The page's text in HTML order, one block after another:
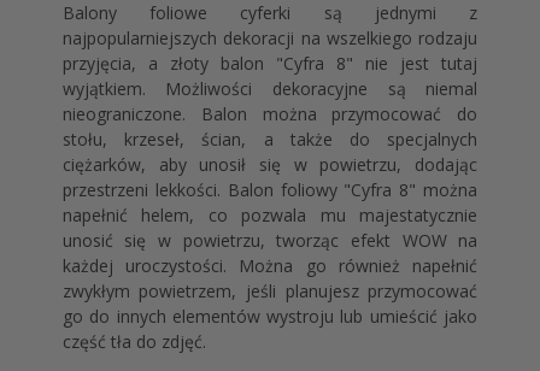
Balony foliowe cyferki są jednymi z
najpopularniejszych dekoracji na wszelkiego rodzaju
przyjęcia, a złoty balon "Cyfra 8" nie jest tutaj
wyjątkiem. Możliwości dekoracyjne są niemal
nieograniczone. Balon można przymocować do
stołu, krzeseł, ścian, a także do specjalnych
ciężarków, aby unosił się w powietrzu, dodając
przestrzeni lekkości. Balon foliowy "Cyfra 8" można
napełnić helem, co pozwala mu majestatycznie
unosić się w powietrzu, tworząc efekt WOW na
każdej uroczystości. Można go również napełnić
zwykłym powietrzem, jeśli planujesz przymocować
go do innych elementów wystroju lub umieścić jako
część tła do zdjęć.